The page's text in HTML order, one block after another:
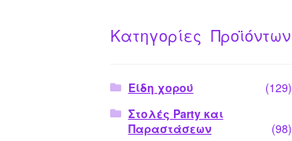
Κατηγορίες Προϊόντων
Είδη χορού
(129)
Στολές Party και
Παραστάσεων
(98)